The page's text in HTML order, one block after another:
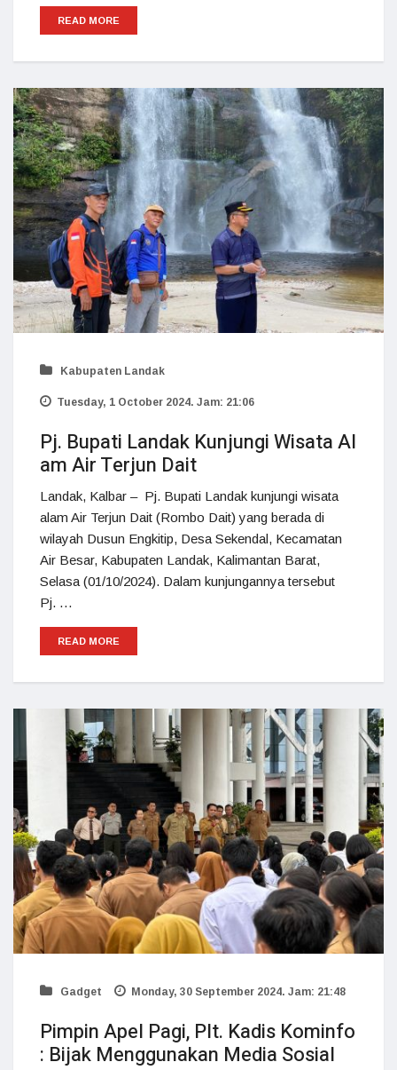
READ MORE
Kabupaten Landak
Tuesday, 1 October 2024. Jam: 21:06
Pj. Bupati Landak Kunjungi Wisata Al
am Air Terjun Dait
Landak, Kalbar – Pj. Bupati Landak kunjungi wisata
alam Air Terjun Dait (Rombo Dait) yang berada di
wilayah Dusun Engkitip, Desa Sekendal, Kecamatan
Air Besar, Kabupaten Landak, Kalimantan Barat,
Selasa (01/10/2024). Dalam kunjungannya tersebut
Pj. …
READ MORE
Gadget Monday, 30 September 2024. Jam: 21:48
Pimpin Apel Pagi, Plt. Kadis Kominfo
: Bijak Menggunakan Media Sosial